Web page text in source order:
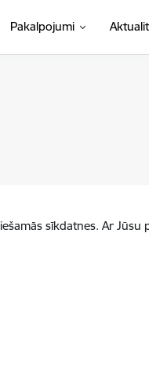
Pakalpojumi
sīkdatnes. Ar